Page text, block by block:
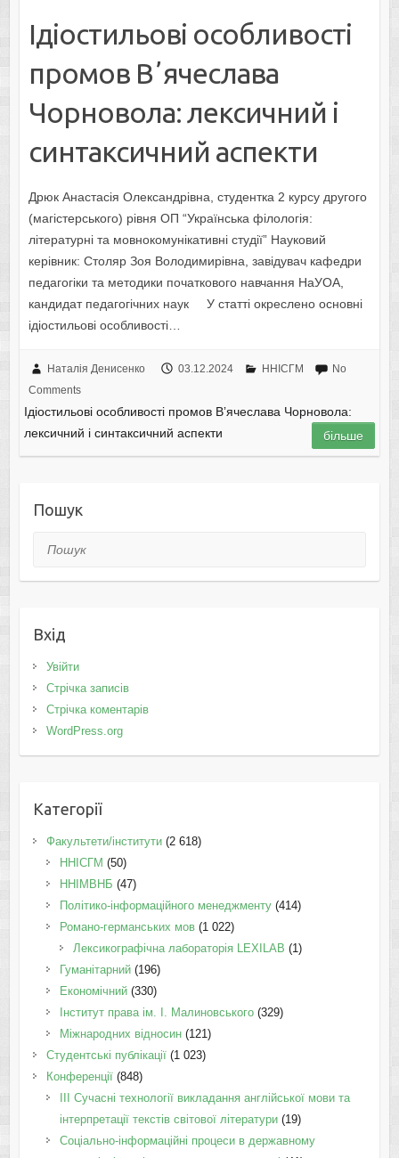
Ідіостильові особливості
промов Вʼячеслава
Чорновола: лексичний і
синтаксичний аспекти
Дрюк Анастасія Олександрівна, студентка 2 курсу другого
(магістерського) рівня ОП “Українська філологія:
літературні та мовнокомунікативні студії” Науковий
керівник: Столяр Зоя Володимирівна, завідувач кафедри
педагогіки та методики початкового навчання НаУОА,
кандидат педагогічних наук У статті окреслено основні
ідіостильові особливості…
Наталія Денисенко 03.12.2024 ННІСГМ
No
Comments
Ідіостильові особливості промов Вʼячеслава Чорновола:
лексичний і синтаксичний аспекти
більше
Пошук
Пошук
Вхід
Увійти
Стрічка записів
Стрічка коментарів
WordPress.org
Категорії
Факультети/інститути(2 618)
ННІСГМ (50)
ННІМВНБ (47)
Політико-інформаційного менеджменту(414)
Романо-германських мов(1 022)
Лексикографічна лабораторія LEXILAB (1)
Гуманітарний(196)
Економічний(330)
Інститут права ім. І. Малиновського(329)
Міжнародних відносин(121)
Студентські публікації(1 023)
Конференції(848)
III Сучасні технології викладання англійської мови та
інтерпретації текстів світової літератури(19)
Соціально-інформаційні процеси в державному